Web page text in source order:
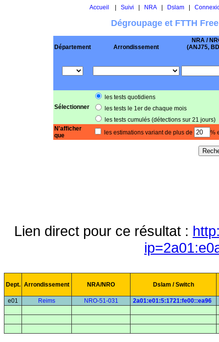
Accueil Suivi NRA| Dslam|
Dégroupage et FTTH
Département Arrondissement
NRA /
(ANJ75,
Sélectionner
les tests quotidiens
les tests le 1er de chaque mois
les tests cumulés (détections sur 21 jours)
N'afficher
que
les estimations variant de plus de %
Lien direct pour ce résultat :
Dept. Arrondissement NRA/NRO Dslam / Switch
e01 Reims NRO-51-031 2a01:e01:5:1721:fe00::ea96